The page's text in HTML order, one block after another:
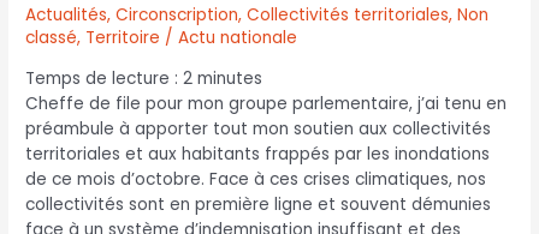
Actualités,Circonscription,Collectivités territoriales,Non
classé, Territoire / Actu nationale
Temps de lecture :2 minutes
Cheffe de file pour mon groupe parlementaire, j’ai tenu en
préambule à apporter tout mon soutien aux collectivités
territoriales et aux habitants frappés par les inondations
de ce mois d’octobre. Face à ces crises climatiques, nos
collectivités sont en première ligne et souvent démunies